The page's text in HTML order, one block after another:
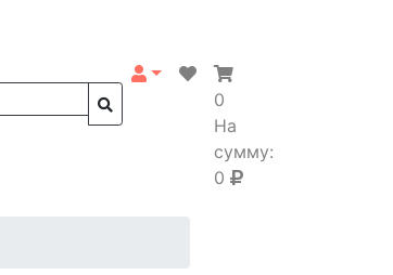
0
На
сумму:
0